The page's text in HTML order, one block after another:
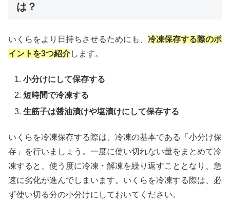
は？
いくらをより日持ちさせるためにも、 冷凍保存する際のポ
イントを3つ紹介します。
小分けにして保存する
短時間で冷凍する
生筋子は醤油漬けや塩漬けにして保存する
いくらを冷凍保存する際は、冷凍の基本である「小分け保
存」を行いましょう。一度に使い切れない量をまとめて冷
凍すると、使う度に冷凍・解凍を繰り返すこととなり、急
速に劣化が進んでしまいます。いくらを冷凍する際は、必
ず使い切る分の小分けにしておいてください。